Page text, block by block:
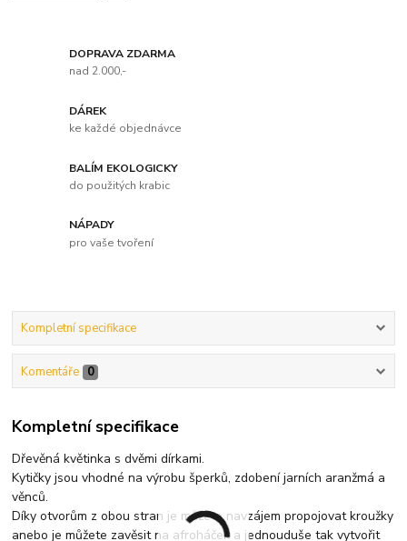
DOPRAVA ZDARMA
nad 2.000,-
DÁREK
ke každé objednávce
BALÍM EKOLOGICKY
do použitých krabic
NÁPADY
pro vaše tvoření
Kompletní specifikace
Komentáře 0
Kompletní specifikace
Dřevěná květinka s dvěmi dírkami.
Kytičky jsou vhodné na výrobu šperků, zdobení jarních aranžmá a
věnců.
Díky otvorům z obou stran je můžete navzájem propojovat kroužky
anebo je můžete zavěsit na afroháček a jednouduše tak vytvořit